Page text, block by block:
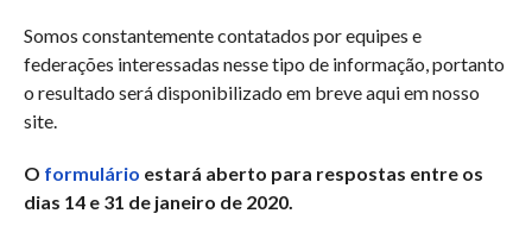
Somos constantemente contatados por equipes e
federações interessadas nesse tipo de informação, portanto
o resultado será disponibilizado em breve aqui em nosso
site.
O formulário estará aberto para respostas entre os
dias 14 e 31 de janeiro de 2020.